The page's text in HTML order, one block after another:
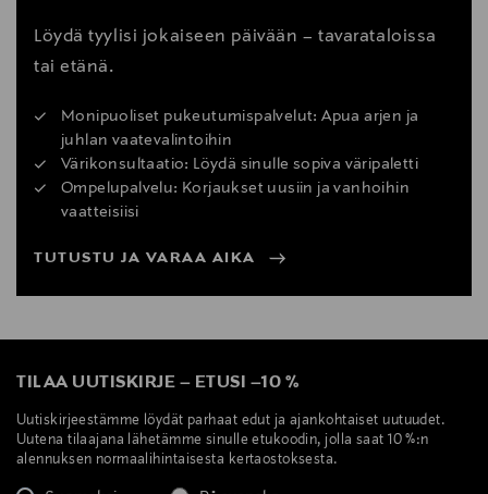
Löydä tyylisi jokaiseen päivään – tavarataloissa
tai etänä.
Monipuoliset pukeutumispalvelut: Apua arjen ja
juhlan vaatevalintoihin
Värikonsultaatio: Löydä sinulle sopiva väripaletti
Ompelupalvelu: Korjaukset uusiin ja vanhoihin
vaatteisiisi
TUTUSTU JA VARAA AIKA
TILAA UUTISKIRJE – ETUSI –10 %
Uutiskirjeestämme löydät parhaat edut ja ajankohtaiset uutuudet.
Uutena tilaajana lähetämme sinulle etukoodin, jolla saat 10 %:n
alennuksen normaalihintaisesta kertaostoksesta.